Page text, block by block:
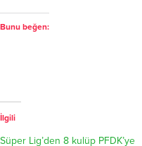
Bunu beğen:
İlgili
Süper Lig’den 8 kulüp PFDK’ye